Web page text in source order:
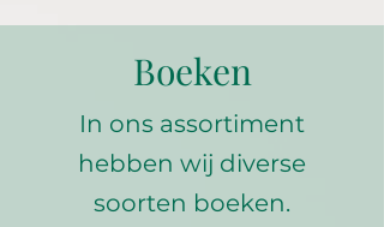
Boeken
In ons assortiment
hebben wij diverse
soorten boeken.